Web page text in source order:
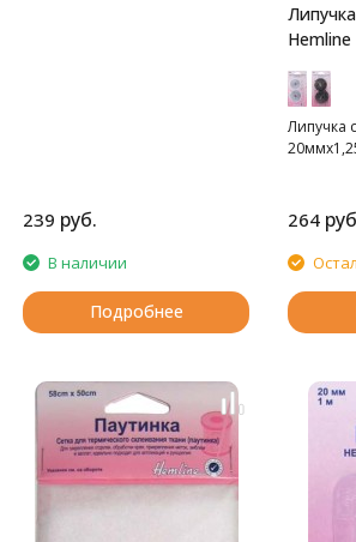
239 руб.
В наличии
Подробнее
Hemline
Липучка
264